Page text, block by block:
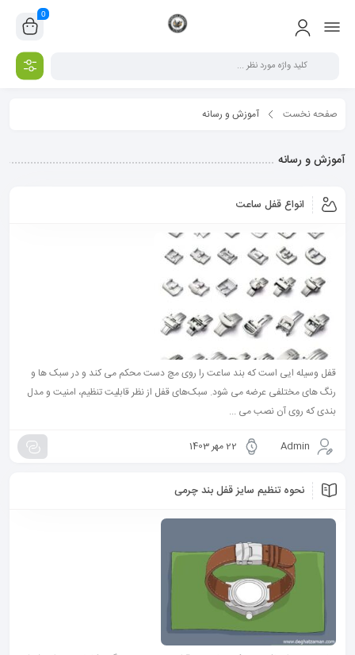
0
صفحه نخست آموزش و رسانه
آموزش و رسانه
انواع قفل ساعت
قفل وسیله ایی است که بند ساعت را روی مچ دست محکم می کند و در سبک ها و
رنگ های مختلفی عرضه می شود. سبک‌های قفل از نظر قابلیت تنظیم، امنیت و مدل
بندی که روی آن نصب می ...
Admin 22 مهر 1403
نحوه تنظیم سایز قفل بند چرمی